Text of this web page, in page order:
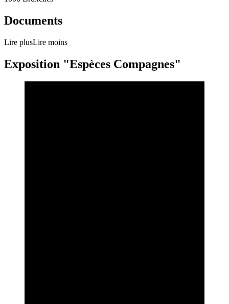
Documents
Lire plusLire moins
Exposition "Espèces Compagnes"